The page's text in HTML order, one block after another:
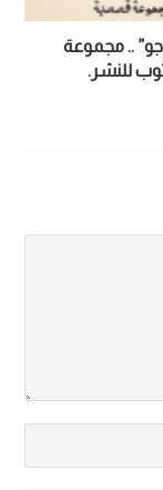
.. مجموعة
للنشر.